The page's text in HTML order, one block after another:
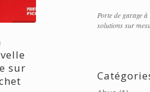
sur
Porte de garage
solutions sur